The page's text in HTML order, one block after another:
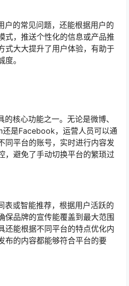
户的常见问题，还能根据用户的
式，推送个性化的信息或产品推
式大大提升了用户体验，有助于
。
核心功能之一。无论是微博、
是Facebook，运营人员可以通
同平台的账号，实时进行内容发
，避免了手动切换平台的繁琐过
表或智能推荐，根据用户活跃的
保品牌的宣传能覆盖到最大范围
还能根据不同平台的特点优化内
布的内容都能够符合平台的要